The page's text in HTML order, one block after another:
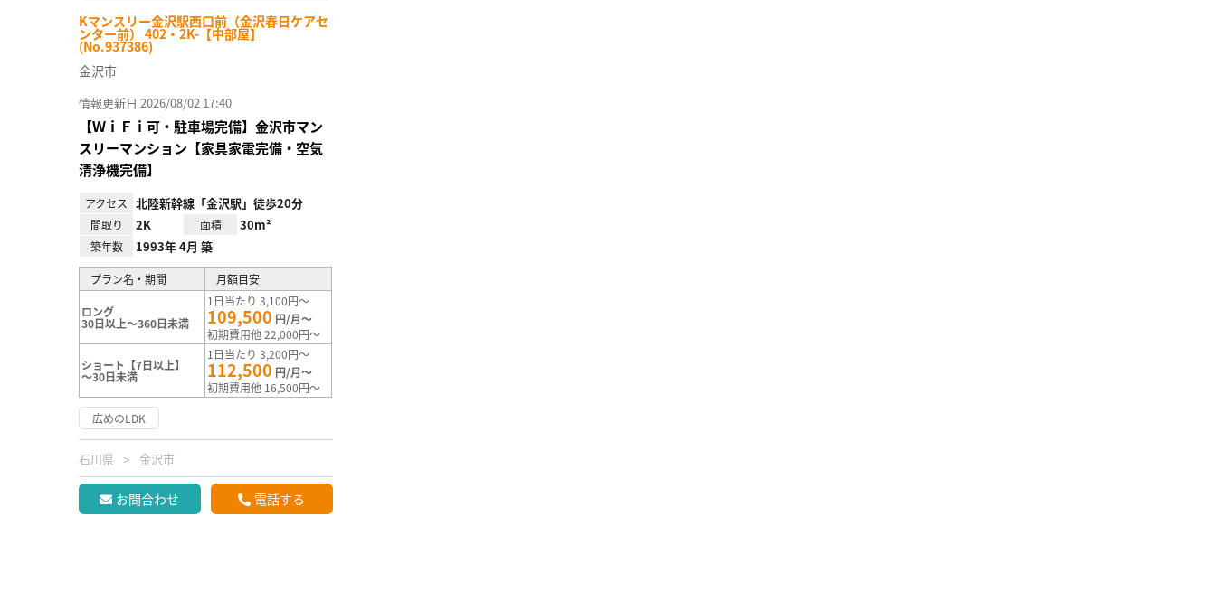
Kマンスリー金沢駅西口前（金沢春日ケアセ
ンター前） 402・2K-【中部屋】
(No.937386)
金沢市
情報更新日 2026/08/02 17:40
【ＷｉＦｉ可・駐車場完備】金沢市マン
スリーマンション【家具家電完備・空気
清浄機完備】
アクセス 北陸新幹線「金沢駅」徒歩20分
間取り 2K 面積 30m²
築年数 1993年 4月 築
プラン名・期間 月額目安
ロング
30日以上～360日未満
1日当たり 3,100円～
109,500 円/月～
初期費用他 22,000円～
ショート【7日以上】
～30日未満
1日当たり 3,200円～
112,500 円/月～
初期費用他 16,500円～
広めのLDK
石川県 金沢市
お問合わせ 電話する